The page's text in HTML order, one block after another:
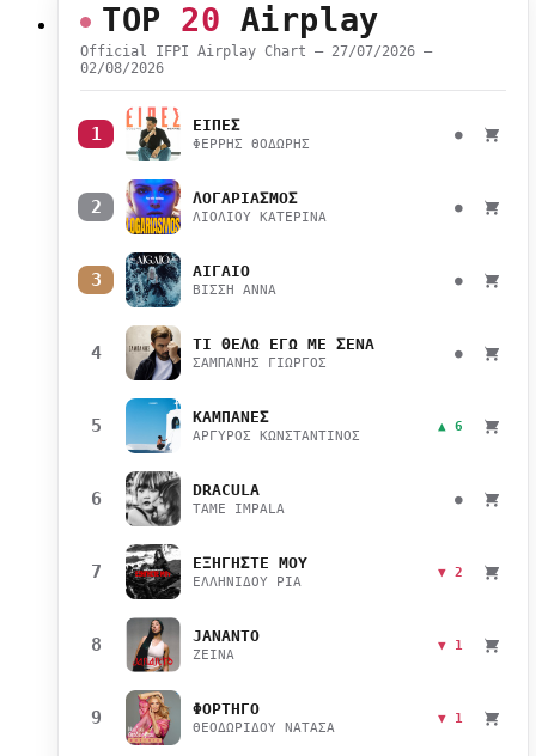
TOP 20 Airplay
Official IFPI Airplay Chart — 27/07/2026 –
02/08/2026
1 ΕΙΠΕΣ
ΦΕΡΡΗΣ ΘΟΔΩΡΗΣ
●
2 ΛΟΓΑΡΙΑΣΜΟΣ
ΛΙΟΛΙΟΥ ΚΑΤΕΡΙΝΑ
●
3 ΑΙΓΑΙΟ
ΒΙΣΣΗ ΑΝΝΑ
●
4 ΤΙ ΘΕΛΩ ΕΓΩ ΜΕ ΣΕΝΑ
ΣΑΜΠΑΝΗΣ ΓΙΩΡΓΟΣ
●
5 ΚΑΜΠΑΝΕΣ
ΑΡΓΥΡΟΣ ΚΩΝΣΤΑΝΤΙΝΟΣ
▲ 6
6 DRACULA
TAME IMPALA
●
7 ΕΞΗΓΗΣΤΕ ΜΟΥ
ΕΛΛΗΝΙΔΟΥ ΡΙΑ
▼ 2
8 JANANTO
ZEINA
▼ 1
9 ΦΟΡΤΗΓΟ
ΘΕΟΔΩΡΙΔΟΥ ΝΑΤΑΣΑ
▼ 1